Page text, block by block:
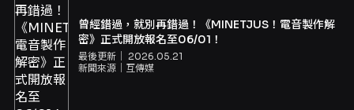
曾經錯過，就別再錯過！《MINETJUS！電音製作解
密》正式開放報名至06/01！
最後更新｜ 2026.05.21
新聞來源｜ 互傳媒